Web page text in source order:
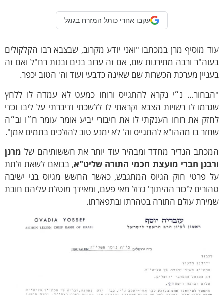
עקבו אחרי כותל המזרח בגוגל
מוסיף מרן במכתבו "ואני יודע מקרוב, שבצבא רבו הקלקולים
ורבה מתירנות שם, אם זה ערוב בנים ובנות רח"ל ואם זה
מערכת הכשרות שם שאינה כדבעי ועוד וה' הטוב יכפר.
נ״י נקרא להתגייס ורוחו כמעט לא עמדה לו ללחץ
לו רשויות הצבא וקראתי לו ללשכתי ודיברתי על ליבו וכדי
את רוחו הענקתי לו את חיבורי יביע אומר עומר ח״ו וב״ה
בו מההו"א להתגייס וה' לא ימנע טוב להולכים בתמים אמן".
הנדיר מחדד ומבהיר עוד יותר את חששותיהם שלמרנן
חברי מועצת חכמי התורה שליט"א, בבואם לשאת ולתת
פרטי חוק הגיוס המתגבש, כאשר החשש מגיוס בני ישיבה
ל'כור ההיתוך' גדול מאי פעם, ומאידך מוטלת עליהם חובת
עולם התורה בטהרתו ובתפארתו.